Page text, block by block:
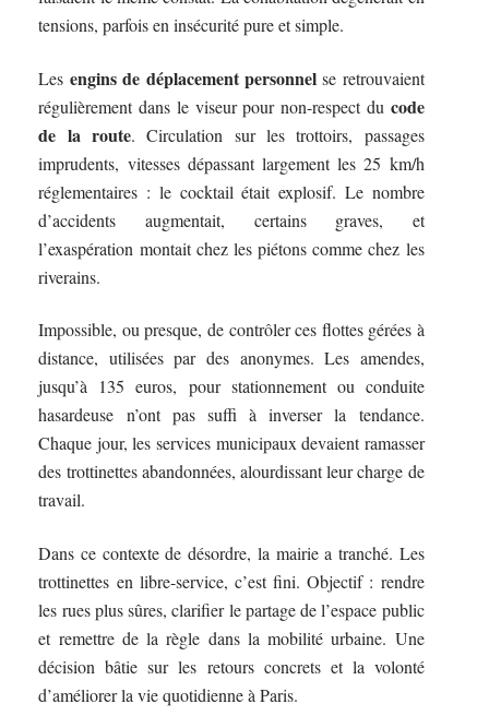
tensions, parfois en insécurité pure et simple.
Les engins de déplacement personnelse retrouvaient
régulièrement dans le viseur pour non-respect du code
de la route. Circulation sur les trottoirs, passages
imprudents, vitesses dépassant largement les 25 km/h
réglementaires : le cocktail était explosif. Le nombre
d’accidents augmentait, certains graves, et
l’exaspération montait chez les piétons comme chez les
riverains.
Impossible, ou presque, de contrôler ces flottes gérées à
distance, utilisées par des anonymes. Les amendes,
jusqu’à 135 euros, pour stationnement ou conduite
hasardeuse n’ont pas suffi à inverser la tendance.
Chaque jour, les services municipaux devaient ramasser
des trottinettes abandonnées, alourdissant leur charge de
travail.
Dans ce contexte de désordre, la mairie a tranché. Les
trottinettes en libre-service, c’est fini. Objectif : rendre
les rues plus sûres, clarifier le partage de l’espace public
et remettre de la règle dans la mobilité urbaine. Une
décision bâtie sur les retours concrets et la volonté
d’améliorer la vie quotidienne à Paris.